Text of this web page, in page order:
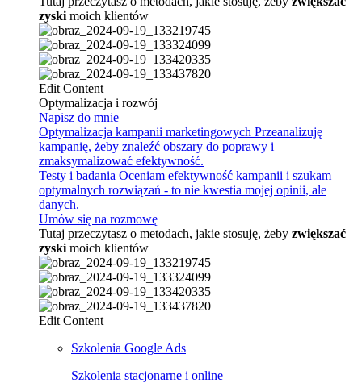
zyski moich klientów
Edit Content
Optymalizacja i rozwój
Napisz do mnie
Optymalizacja kampanii marketingowych Przeanalizuję
kampanię, żeby znaleźć obszary do poprawy i
zmaksymalizować efektywność.
Testy i badania Oceniam efektywność kampanii i szukam
optymalnych rozwiązań - to nie kwestia mojej opinii, ale
danych.
Umów się na rozmowę
Tutaj przeczytasz o metodach, jakie stosuję, żeby zwiększać
zyski moich klientów
Edit Content
Szkolenia Google Ads
Szkolenia stacjonarne i online